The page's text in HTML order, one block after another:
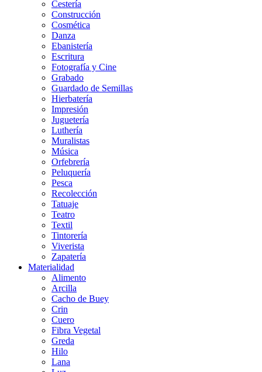
Cestería
Construcción
Cosmética
Danza
Ebanistería
Escritura
Fotografía y Cine
Grabado
Guardado de Semillas
Hierbatería
Impresión
Juguetería
Luthería
Muralistas
Música
Orfebrería
Peluquería
Pesca
Recolección
Tatuaje
Teatro
Textil
Tintorería
Viverista
Zapatería
Materialidad
Alimento
Arcilla
Cacho de Buey
Crin
Cuero
Fibra Vegetal
Greda
Hilo
Lana